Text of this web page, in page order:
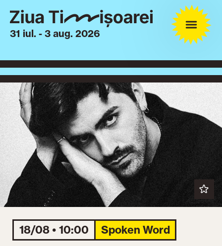
31 iul. - 3 aug. 2026
18/08 • 10:00 Spoken Word